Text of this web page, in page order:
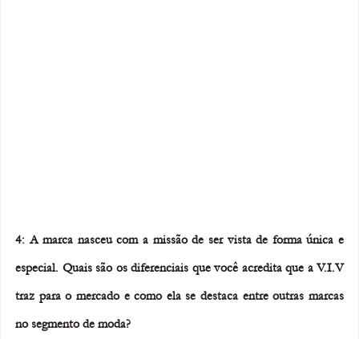
4: A marca nasceu com a missão de ser vista de forma única e
especial. Quais são os diferenciais que você acredita que a V.I.V
traz para o mercado e como ela se destaca entre outras marcas
no segmento de moda?